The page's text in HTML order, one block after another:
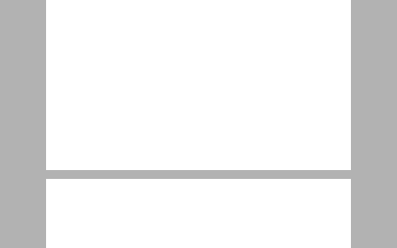
טרינידד וטובגו ... 8